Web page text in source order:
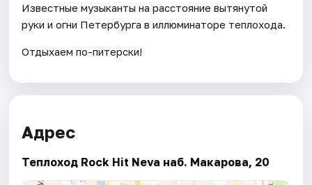
Известные музыканты на расстояние вытянутой
руки и огни Петербурга в иллюминаторе теплохода.
Отдыхаем по-питерски!
Адрес
Теплоход Rock Hit Neva наб. Макарова, 20